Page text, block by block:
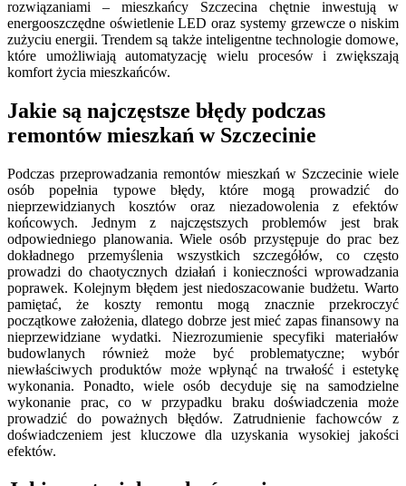
rozwiązaniami – mieszkańcy Szczecina chętnie inwestują w
energooszczędne oświetlenie LED oraz systemy grzewcze o niskim
zużyciu energii. Trendem są także inteligentne technologie domowe,
które umożliwiają automatyzację wielu procesów i zwiększają
komfort życia mieszkańców.
Jakie są najczęstsze błędy podczas
remontów mieszkań w Szczecinie
Podczas przeprowadzania remontów mieszkań w Szczecinie wiele
osób popełnia typowe błędy, które mogą prowadzić do
nieprzewidzianych kosztów oraz niezadowolenia z efektów
końcowych. Jednym z najczęstszych problemów jest brak
odpowiedniego planowania. Wiele osób przystępuje do prac bez
dokładnego przemyślenia wszystkich szczegółów, co często
prowadzi do chaotycznych działań i konieczności wprowadzania
poprawek. Kolejnym błędem jest niedoszacowanie budżetu. Warto
pamiętać, że koszty remontu mogą znacznie przekroczyć
początkowe założenia, dlatego dobrze jest mieć zapas finansowy na
nieprzewidziane wydatki. Niezrozumienie specyfiki materiałów
budowlanych również może być problematyczne; wybór
niewłaściwych produktów może wpłynąć na trwałość i estetykę
wykonania. Ponadto, wiele osób decyduje się na samodzielne
wykonanie prac, co w przypadku braku doświadczenia może
prowadzić do poważnych błędów. Zatrudnienie fachowców z
doświadczeniem jest kluczowe dla uzyskania wysokiej jakości
efektów.